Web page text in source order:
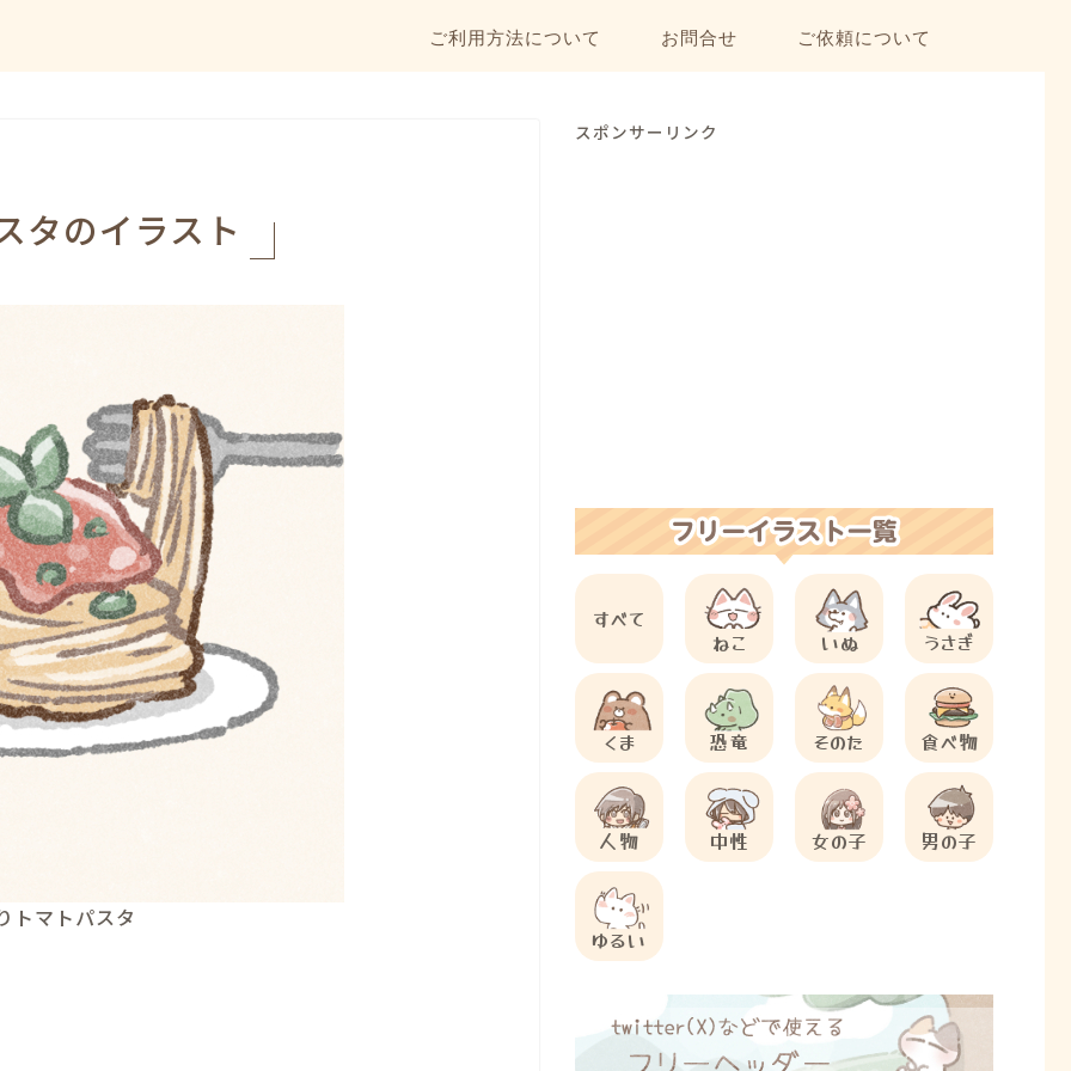
ご利用方法について お問合せ ご依頼について
タのイラスト
トマトパスタ
スポンサーリンク
すべて
ねこ
いぬ うさぎ
くま 恐竜 そのた 食べ物
人物 中性 女の子 男の子
ゆるい